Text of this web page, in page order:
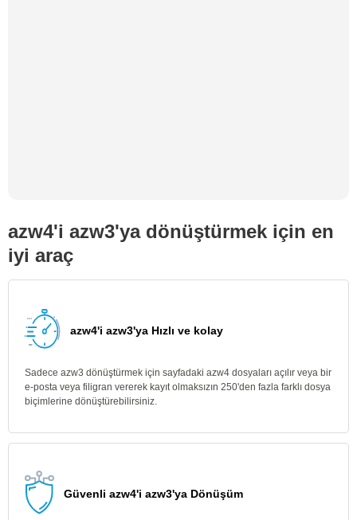
azw4'i azw3'ya dönüştürmek için en
iyi araç
azw4'i azw3'ya Hızlı ve kolay
Sadece azw3 dönüştürmek için sayfadaki azw4 dosyaları açılır veya bir
e-posta veya filigran vererek kayıt olmaksızın 250'den fazla farklı dosya
biçimlerine dönüştürebilirsiniz.
Güvenli azw4'i azw3'ya Dönüşüm